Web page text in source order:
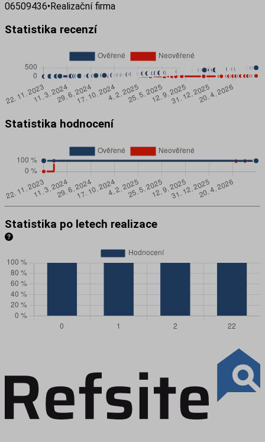
06509436•Realizační firma
Statistika recenzí
Statistika hodnocení
Statistika po letech realizace